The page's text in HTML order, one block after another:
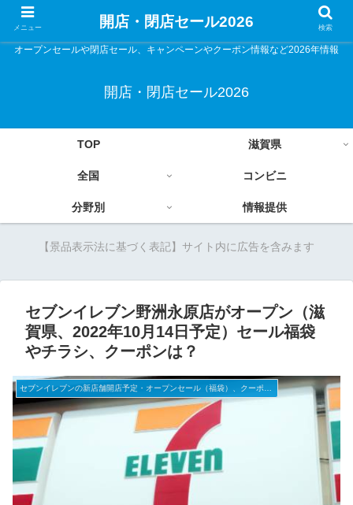
オープンセールや閉店セール、キャンペーンやクーポン情報など2026年情報
開店・閉店セール2026
TOP 滋賀県
全国 コンビニ
分野別 情報提供
【景品表示法に基づく表記】サイト内に広告を含みます
セブンイレブン野洲永原店がオープン（滋
賀県、2022年10月14日予定）セール福袋
やチラシ、クーポンは？
メニュー 開店・閉店セール2026 検索